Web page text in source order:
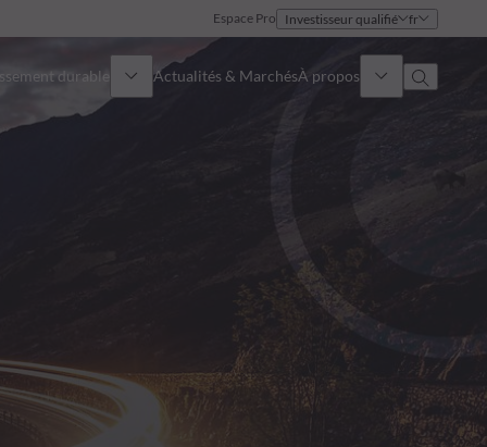
Espace Pro Investisseur qualifié fr
durable Actualités & MarchésÀ propos
Notre équipe commerciale
Nos bureaux